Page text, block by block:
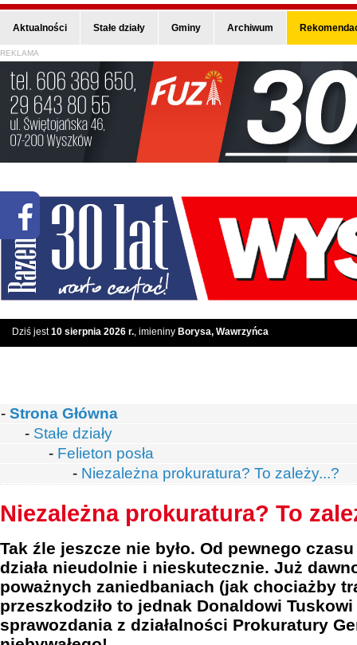
Aktualności Stałe działy Gminy Archiwum
REKLAMA
Dziś jest10 sierpnia 2026 r., imieniny Borysa, Wawrzyńca
- Strona Główna
- Stałe działy
- Felieton posła
- Niezależna prokuratura? To zależy...?
Niezależna prokuratura? To
Tak źle jeszcze nie było. Od pewnego
działa nieudolnie i nieskutecznie. Już
poważnych zaniedbaniach (jak chociażby
przeszkodziło to jednak Donaldowi
sprawozdania z działalności Prokuratury